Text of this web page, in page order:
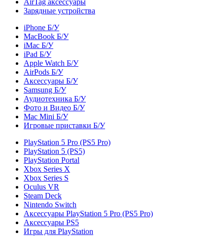
Зарядные устройства
iPhone Б/У
MacBook Б/У
iMac Б/У
iPad Б/У
Apple Watch Б/У
AirPods Б/У
Аксессуары Б/У
Samsung Б/У
Аудиотехника Б/У
Фото и Видео Б/У
Mac Mini Б/У
Игровые приставки Б/У
PlayStation 5 Pro (PS5 Pro)
PlayStation 5 (PS5)
PlayStation Portal
Xbox Series X
Xbox Series S
Oculus VR
Steam Deck
Nintendo Switch
Аксессуары PlayStation 5 Pro (PS5 Pro)
Аксессуары PS5
Игры для PlayStation